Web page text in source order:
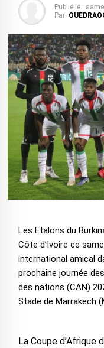
Publié le :
Par:
Les Etalons du
Côte d’Ivoire ce
international amical
prochaine journée
des nations (CAN)
Stade de Marrakech
La Coupe